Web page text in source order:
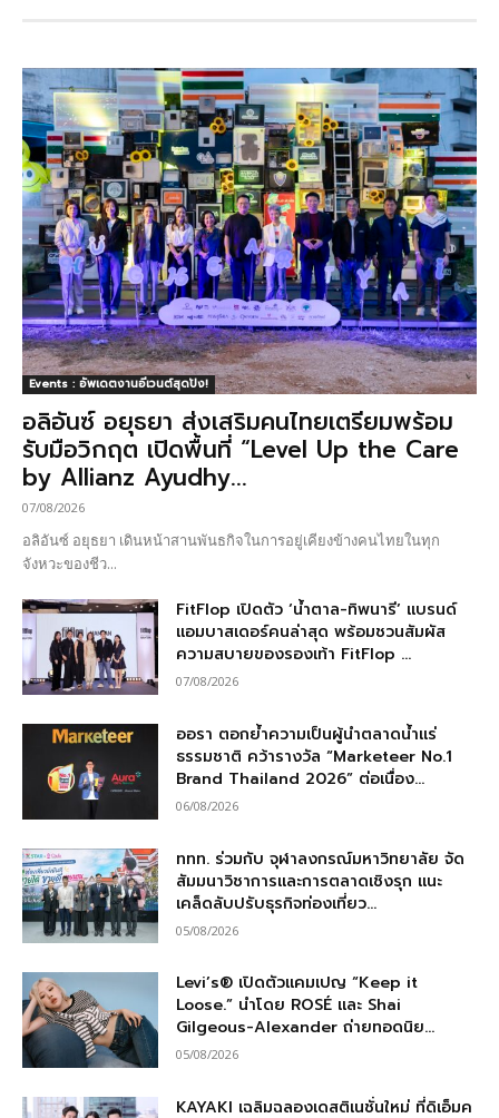
Events : อัพเดตงานอีเวนต์สุดปัง!
อลิอันซ์ อยุธยา ส่งเสริมคนไทยเตรียมพร้อม
รับมือวิกฤต เปิดพื้นที่ “Level Up the Care
by Allianz Ayudhy...
07/08/2026
อลิอันซ์ อยุธยา เดินหน้าสานพันธกิจในการอยู่เคียงข้างคนไทยในทุก
จังหวะของชีว...
FitFlop เปิดตัว ‘น้ำตาล-ทิพนารี’ แบรนด์
แอมบาสเดอร์คนล่าสุด พร้อมชวนสัมผัส
ความสบายของรองเท้า FitFlop ...
07/08/2026
ออรา ตอกย้ำความเป็นผู้นำตลาดน้ำแร่
ธรรมชาติ คว้ารางวัล “Marketeer No.1
Brand Thailand 2026” ต่อเนื่อง...
06/08/2026
ททท. ร่วมกับ จุฬาลงกรณ์มหาวิทยาลัย จัด
สัมมนาวิชาการและการตลาดเชิงรุก แนะ
เคล็ดลับปรับธุรกิจท่องเที่ยว...
05/08/2026
Levi’s® เปิดตัวแคมเปญ “Keep it
Loose.” นำโดย ROSÉ และ Shai
Gilgeous-Alexander ถ่ายทอดนิย...
05/08/2026
KAYAKI เฉลิมฉลองเดสติเนชั่นใหม่ ที่ดิเอ็มค